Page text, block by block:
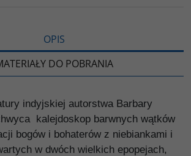
OPIS
DO POBRANIA
indyjskiej autorstwa Barbary
kalejdoskop barwnych wątków
bogów i bohaterów z niebiankami i
w dwóch wielkich epopejach,